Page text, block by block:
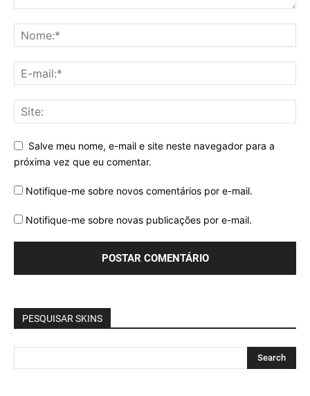
Salve meu nome, e-mail e site neste navegador para a
próxima vez que eu comentar.
Notifique-me sobre novos comentários por e-mail.
Notifique-me sobre novas publicações por e-mail.
PESQUISAR SKINS